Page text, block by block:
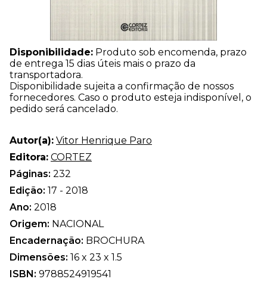
Disponibilidade: Produto sob encomenda, prazo
de entrega 15 dias úteis mais o prazo da
transportadora.
Disponibilidade sujeita a confirmação de nossos
fornecedores. Caso o produto esteja indisponível, o
pedido será cancelado.
Autor(a): Vitor Henrique Paro
Editora: CORTEZ
Páginas: 232
Edição: 17 - 2018
Ano: 2018
Origem: NACIONAL
Encadernação: BROCHURA
Dimensões: 16 x 23 x 1.5
ISBN: 9788524919541